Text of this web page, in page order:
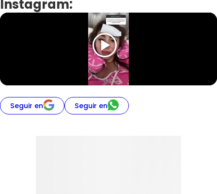
Instagram:
Seguir en Seguir en